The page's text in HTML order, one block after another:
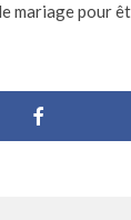
mariage pour